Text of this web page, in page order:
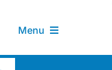
Menu